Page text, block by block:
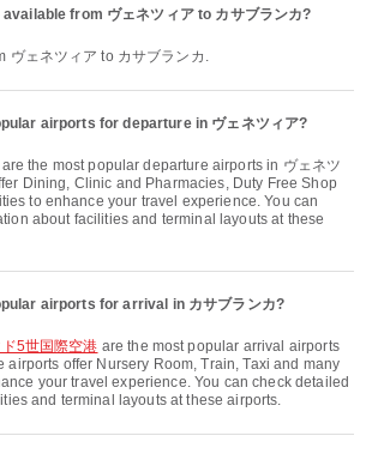
from ヴェネツィア to カサブランカ?
ヴェネツィア to カサブランカ.
airports for departure in ヴェネツィア?
are the most popular departure airports in ヴェネツ
Dining, Clinic and Pharmacies, Duty Free Shop
to enhance your travel experience. You can
about facilities and terminal layouts at these
airports for arrival in カサブランカ?
ド5世国際空港 are the most popular arrival airports
airports offer Nursery Room, Train, Taxi and many
your travel experience. You can check detailed
and terminal layouts at these airports.